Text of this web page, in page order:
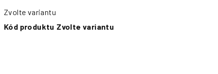
Zvolte variantu
Kód produktu Zvolte variantu